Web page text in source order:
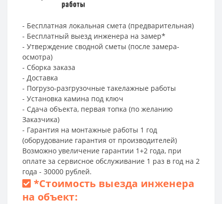
- Бесплатная локальная смета (предварительная)
- Бесплатный выезд инженера на замер*
- Утверждение сводной сметы (после замера-
осмотра)
- Сборка заказа
- Доставка
- Погрузо-разгрузочные такелажные работы
- Установка камина под ключ
- Сдача объекта, первая топка (по желанию
Заказчика)
- Гарантия на монтажные работы 1 год
(оборудование гарантия от производителей)
Возможно увеличение гарантии 1+2 года, при
оплате за сервисное обслуживание 1 раз в год на 2
года - 30000 рублей.
*Стоимость выезда инженера
на объект: